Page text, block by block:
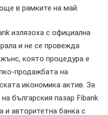
в рамките на май.
излязоха с официална
и не се провежда
която процедура е
продажбата на
икономика актив. За
българския пазар Fibank
и авторитетна банка с